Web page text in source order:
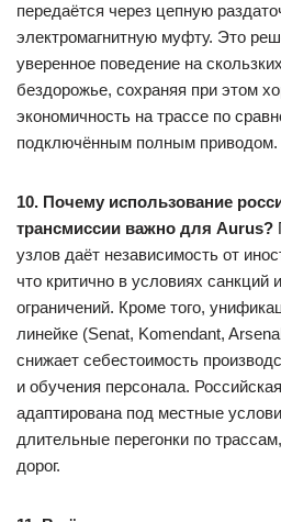
передаётся через цепную
электромагнитную муфту. Это
уверенное поведение на
бездорожье, сохраняя при этом
экономичность на трассе по
подключённым полным приводом.
10. Почему использование
трансмиссии важно для Aurus?
узлов даёт независимость от
что критично в условиях санкций
ограничений. Кроме того,
линейке (Senat, Komendant,
снижает себестоимость
и обучения персонала.
адаптирована под местные
длительные перегонки по
дорог.